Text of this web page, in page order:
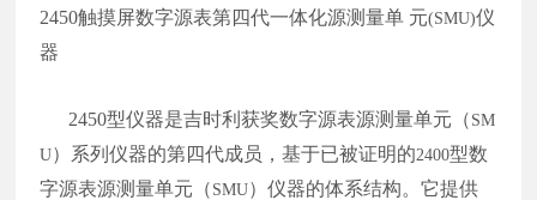
2450触摸屏数字源表第四代一体化源测量单 元(SMU)仪
器
2450型仪器是吉时利获奖数字源表源测量单元（ SM
U）系列仪器的第四代成员，基于已被证明的2400型数
字源表源测量单元（ SMU）仪器的体系结构。它提供